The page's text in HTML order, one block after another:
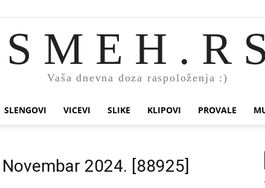
S M E H . R S
Vaša dnevna doza raspoloženja :)
SLENGOVI VICEVI SLIKE KLIPOVI PROVALE
2024. [88925]